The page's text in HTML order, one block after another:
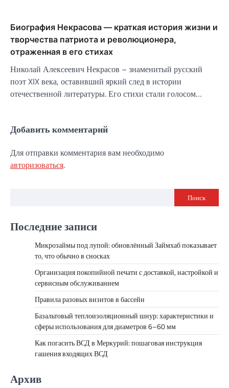
Биография Некрасова — краткая история жизни и
творчества патриота и революционера,
отраженная в его стихах
Николай Алексеевич Некрасов – знаменитый русский
поэт XIX века, оставивший яркий след в истории
отечественной литературы. Его стихи стали голосом…
Добавить комментарий
Для отправки комментария вам необходимо
авторизоваться.
Поиск
Последние записи
Микрозаймы под лупой: обновлённый Займхаб показывает
то, что обычно в сносках
Организация покопийной печати с доставкой, настройкой и
сервисным обслуживанием
Правила разовых визитов в бассейн
Базальтовый теплоизоляционный шнур: характеристики и
сферы использования для диаметров 6–60 мм
Как погасить ВСД в Меркурий: пошаговая инструкция
гашения входящих ВСД
Архив